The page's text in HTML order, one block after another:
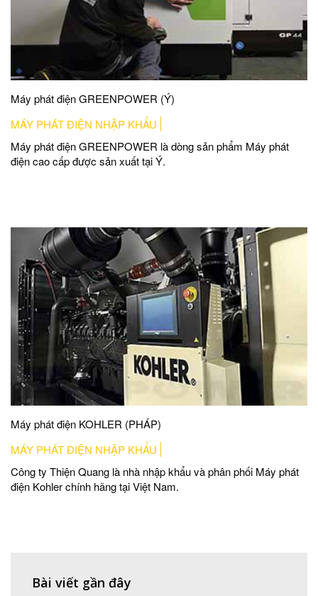
Máy phát điện GREENPOWER (Ý)
MÁY PHÁT ĐIỆN NHẬP KHẨU
Máy phát điện GREENPOWER là dòng sản phẩm Máy phát
điện cao cấp được sản xuất tại Ý.
Máy phát điện KOHLER (PHÁP)
MÁY PHÁT ĐIỆN NHẬP KHẨU
Công ty Thiện Quang là nhà nhập khẩu và phân phối Máy phát
điện Kohler chính hãng tại Việt Nam.
Bài viết gần đây